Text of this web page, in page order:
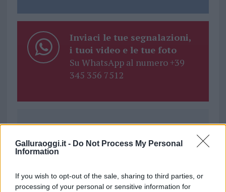
Galluraoggi.it - Do Not Process My Personal
Information
If you wish to opt-out of the sale, sharing to third parties, or
processing of your personal or sensitive information for
Inviaci le tue segnalazioni,
i tuoi video e le tue foto
Su WhatsApp al numero +39
345 356 7512